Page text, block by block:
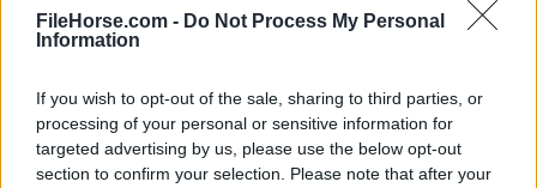
FileHorse.com - Do Not Process My Personal
Information
If you wish to opt-out of the sale, sharing to third parties, or
processing of your personal or sensitive information for
targeted advertising by us, please use the below opt-out
section to confirm your selection. Please note that after your
reciente de WindowBlindso leer nuestra reseña,
simplemente hazclic aquí .
Todas las versiones antiguas distribuidas en nuestro